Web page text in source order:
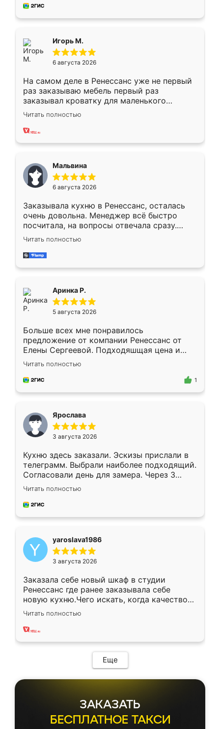
за день, ребята работали аккуратно, даже
Игорь М.
6 августа 2026
На самом деле в Ренессанс уже не первый
раз заказываю мебель первый раз
заказывал кроватку для маленького
ребёнка при его рождении ,во второй раз
заказал шкаф-купе. По качеству очень
хорошее сборка достаточно быстрая,
меньше, здесь же он более разнообразный.
Мне нравится ,если что-то потребуется из
мебели буду заказывать только здесь.
Читать полностью
Мальвина
6 августа 2026
Заказывала кухню в Ренессанс, осталась
очень довольна. Менеджер всё быстро
посчитала, на вопросы отвечала сразу.
Замерщик приехал в субботу, подошёл к
делу со всей ответственностью. Собрали
за день, ребята работали аккуратно, даже
Читать полностью
Аринка Р.
5 августа 2026
Больше всех мне понравилось
предложение от компании Ренессанс от
Елены Сергеевой. Подходяшщая цена и
короткие сроки изготовления. Приехавший
для замера сотрудник Владислав
предложил по моему эскизу самый
Читать полностью
1
Ярослава
3 августа 2026
Кухню здесь заказали. Эскизы прислали в
телеграмм. Выбрали наиболее подходящий.
Согласовали день для замера. Через 3
недели кухня была уже готова. Остались
довольны работой. Спасибо Ренессанс
мебель за качественную работу!
Читать полностью
yaroslava1986
3 августа 2026
Заказала себе новый шкаф в студии
Ренессанс где ранее заказывала себе
новую кухню.Чего искать, когда качеством
вполне довольна. Служит кухня уже почти
два года, нареканий нет.
Читать полностью
Еще
ЗАКАЗАТЬ
БЕСПЛАТНОЕ ТАКСИ